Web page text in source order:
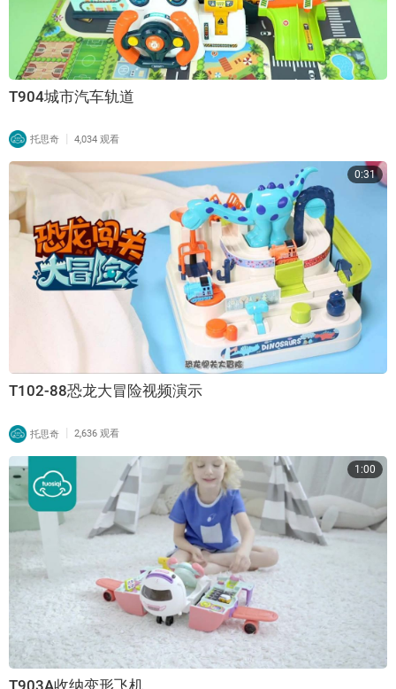
T904城市汽车轨道
托思奇 | 4,034 观看
0:31
T102-88恐龙大冒险视频演示
托思奇 | 2,636 观看
1:00